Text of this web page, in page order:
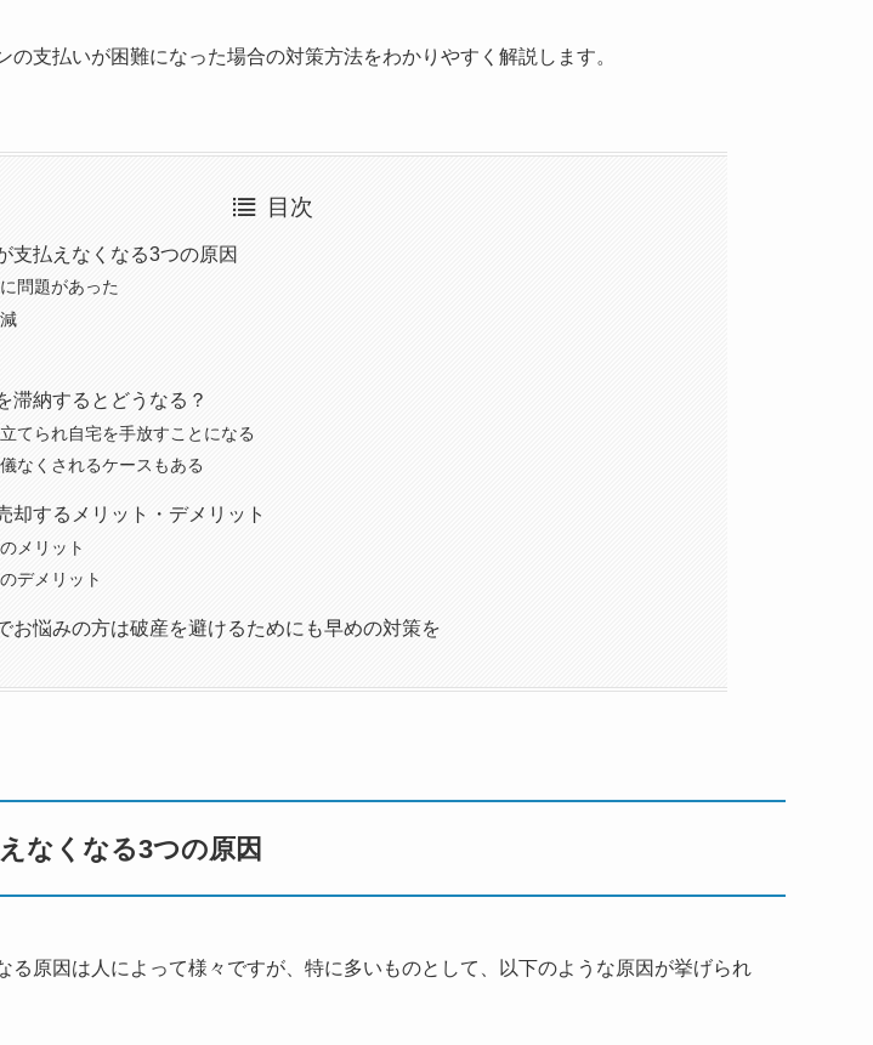
の支払いが困難になった場合の対策方法をわかりやすく解説します。
目次
支払えなくなる3つの原因
問題があった
滞納するとどうなる？
てられ自宅を手放すことになる
なくされるケースもある
却するメリット・デメリット
メリット
デメリット
お悩みの方は破産を避けるためにも早めの対策を
なくなる3つの原因
る原因は人によって様々ですが、特に多いものとして、以下のような原因が挙げられ